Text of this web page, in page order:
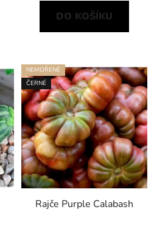
DO KOŠÍKU
NEMOŘENÉ
ČERNÉ
Rajče Purple Calabash